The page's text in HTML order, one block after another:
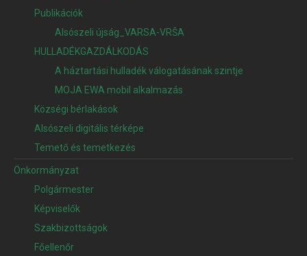
Publikációk
Alsószeli újság_VARSA-VRŠA
HULLADÉKGAZDÁLKODÁS
A háztartási hulladék válogatásának szintje
MOJA EWA mobil alkalmazás
Községi bérlakások
Alsószeli digitális térképe
Temető és temetkezés
Önkormányzat
Polgármester
Képviselők
Szakbizottságok
Főellenőr